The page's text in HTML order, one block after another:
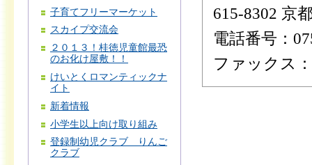
子育てフリーマーケット
スカイプ交流会
２０１３！桂徳児童館最恐
のお化け屋敷！！
けいとくロマンティックナ
イト
新着情報
小学生以上向け取り組み
登録制幼児クラブ りんご
クラブ
615-8302 京
電話番号：
ファックス